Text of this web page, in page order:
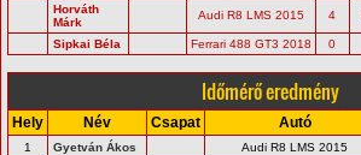
Horváth
Márk
Audi R8 LMS 2015 4
Sipkai Béla Ferrari 488 GT3 2018 0
Időmérő eredmény
Hely Név Csapat Autó
1 Gyetván Ákos Audi R8 LMS 2015